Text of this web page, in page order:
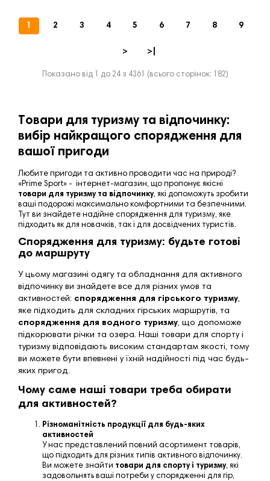
1 2 3 4 5 6 7 8 9
> >|
Показано від 1 до 24 з 4361 (всього сторінок: 182)
Товари для туризму та відпочинку:
вибір найкращого спорядження для
вашої пригоди
Любите пригоди та активно проводити час на природі?
«Prime Sport» - інтернет-магазин, що пропонує якісні
товари для туризму та відпочинку, які допоможуть зробити
ваші подорожі максимально комфортними та безпечними.
Тут ви знайдете надійне спорядження для туризму, яке
підходить як для новачків, так і для досвідчених туристів.
Спорядження для туризму: будьте готові
до маршруту
У цьому магазині одягу та обладнання для активного
відпочинку ви знайдете все для різних умов та
активностей: спорядження для гірського туризму,
яке підходить для складних гірських маршрутів, та
спорядження для водного туризму, що допоможе
підкорювати річки та озера. Наші товари для спорту і
туризму відповідають високим стандартам якості, тому
ви можете бути впевнені у їхній надійності під час будь-
яких пригод.
Чому саме наші товари треба обирати
для активностей?
Різноманітність продукції для будь-яких
активностей
У нас представлений повний асортимент товарів,
що підходить для різних типів активного відпочинку.
Ви можете знайти товари для спорту і туризму, які
задовольнять ваші потреби у спорядженні для гір,